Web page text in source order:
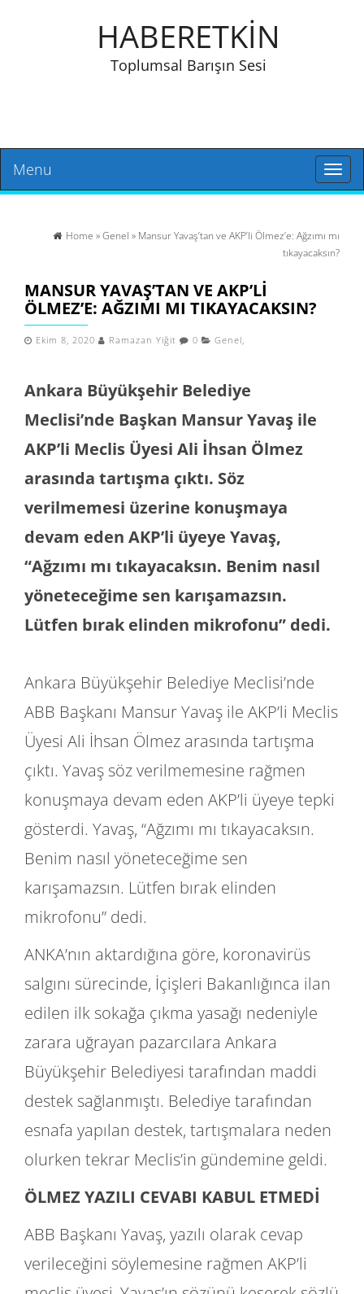
HABERETKİN
Toplumsal Barışın Sesi
Toggle
Menu
Home »Genel » Mansur Yavaş’tan ve AKP’li Ölmez’e: Ağzımı mı
tıkayacaksın?
MANSUR YAVAŞ’TAN VE AKP’LI
ÖLMEZ’E: AĞZIMI MI TIKAYACAKSIN?
Ekim 8, 2020 Ramazan Yiğit 0 Genel,
Ankara Büyükşehir Belediye
Meclisi’nde Başkan Mansur Yavaş ile
AKP’li Meclis Üyesi Ali İhsan Ölmez
arasında tartışma çıktı. Söz
verilmemesi üzerine konuşmaya
devam eden AKP’li üyeye Yavaş,
“Ağzımı mı tıkayacaksın. Benim nasıl
yöneteceğime sen karışamazsın.
Lütfen bırak elinden mikrofonu” dedi.
Ankara Büyükşehir Belediye Meclisi’nde
ABB Başkanı Mansur Yavaş ile AKP’li Meclis
Üyesi Ali İhsan Ölmez arasında tartışma
çıktı. Yavaş söz verilmemesine rağmen
konuşmaya devam eden AKP’li üyeye tepki
gösterdi. Yavaş, “Ağzımı mı tıkayacaksın.
Benim nasıl yöneteceğime sen
karışamazsın. Lütfen bırak elinden
mikrofonu” dedi.
ANKA’nın aktardığına göre, koronavirüs
salgını sürecinde, İçişleri Bakanlığınca ilan
edilen ilk sokağa çıkma yasağı nedeniyle
zarara uğrayan pazarcılara Ankara
Büyükşehir Belediyesi tarafından maddi
destek sağlanmıştı. Belediye tarafından
esnafa yapılan destek, tartışmalara neden
olurken tekrar Meclis’in gündemine geldi.
ÖLMEZ YAZILI CEVABI KABUL ETMEDİ
ABB Başkanı Yavaş, yazılı olarak cevap
verileceğini söylemesine rağmen AKP’li